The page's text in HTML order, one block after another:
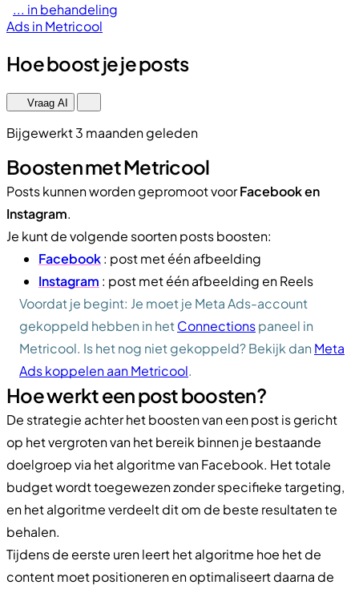
... in behandeling
Ads in Metricool
Hoe boost je je posts
Vraag AI
Bijgewerkt 3 maanden geleden
Boosten met Metricool
Posts kunnen worden gepromoot voorFacebook en
Instagram.
Je kunt de volgende soorten posts boosten:
Facebook: post met één afbeelding
Instagram : post met één afbeelding en Reels
Voordat je begint: Je moet je Meta Ads-account
gekoppeld hebben in hetConnectionspaneel in
Metricool. Is het nog niet gekoppeld? Bekijk dan Meta
Ads koppelen aan Metricool.
Hoe werkt een post boosten?
De strategie achter het boosten van een post is gericht
op het vergroten van het bereik binnen je bestaande
doelgroep via het algoritme van Facebook. Het totale
budget wordt toegewezen zonder specifieke targeting,
en het algoritme verdeelt dit om de beste resultaten te
behalen.
Tijdens de eerste uren leert het algoritme hoe het de
content moet positioneren en optimaliseert daarna de